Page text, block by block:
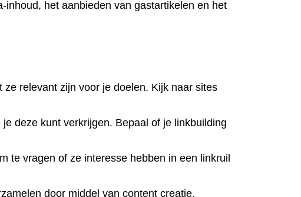
het aanbieden van gastartikelen en het
relevant zijn voor je doelen. Kijk naar sites
deze kunt verkrijgen. Bepaal of je linkbuilding
te vragen of ze interesse hebben in een linkruil
door middel van content creatie,